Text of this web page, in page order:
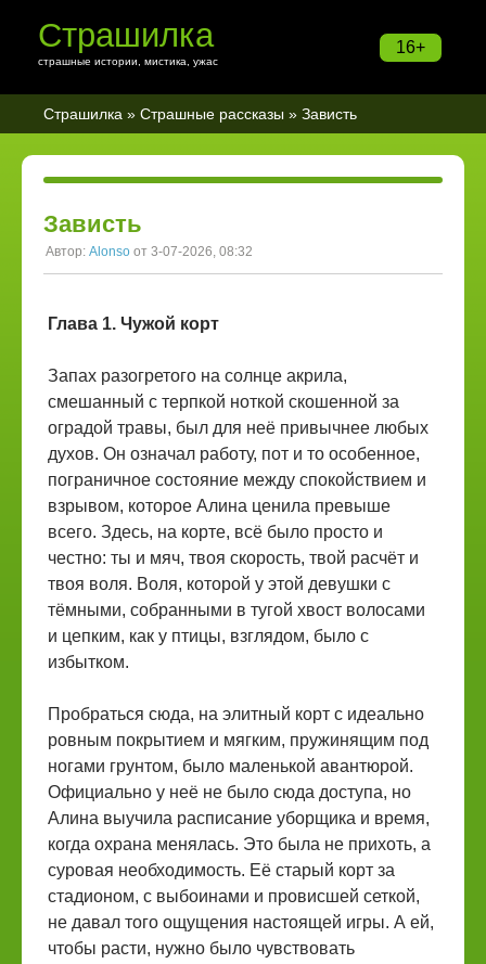
16+
Страшилка
страшные истории, мистика, ужас
Страшилка » Страшные рассказы » Зависть
Зависть
Автор: Alonso от 3-07-2026, 08:32
Глава 1. Чужой корт
Запах разогретого на солнце акрила,
смешанный с терпкой ноткой скошенной за
оградой травы, был для неё привычнее любых
духов. Он означал работу, пот и то особенное,
пограничное состояние между спокойствием и
взрывом, которое Алина ценила превыше
всего. Здесь, на корте, всё было просто и
честно: ты и мяч, твоя скорость, твой расчёт и
твоя воля. Воля, которой у этой девушки с
тёмными, собранными в тугой хвост волосами
и цепким, как у птицы, взглядом, было с
избытком.
Пробраться сюда, на элитный корт с идеально
ровным покрытием и мягким, пружинящим под
ногами грунтом, было маленькой авантюрой.
Официально у неё не было сюда доступа, но
Алина выучила расписание уборщика и время,
когда охрана менялась. Это была не прихоть, а
суровая необходимость. Её старый корт за
стадионом, с выбоинами и провисшей сеткой,
не давал того ощущения настоящей игры. А ей,
чтобы расти, нужно было чувствовать